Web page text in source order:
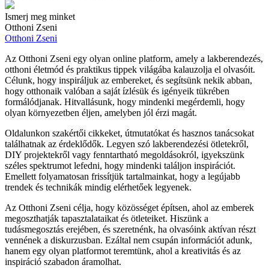
Ismerj meg minket
Otthoni Zseni
Otthoni Zseni
Az Otthoni Zseni egy olyan online platform, amely a lakberendezés,
otthoni életmód és praktikus tippek világába kalauzolja el olvasóit.
Célunk, hogy inspiráljuk az embereket, és segítsünk nekik abban,
hogy otthonaik valóban a saját ízlésük és igényeik tükrében
formálódjanak. Hitvallásunk, hogy mindenki megérdemli, hogy
olyan környezetben éljen, amelyben jól érzi magát.
Oldalunkon szakértői cikkeket, útmutatókat és hasznos tanácsokat
találhatnak az érdeklődők. Legyen szó lakberendezési ötletekről,
DIY projektekről vagy fenntartható megoldásokról, igyekszünk
széles spektrumot lefedni, hogy mindenki találjon inspirációt.
Emellett folyamatosan frissítjük tartalmainkat, hogy a legújabb
trendek és technikák mindig elérhetőek legyenek.
Az Otthoni Zseni célja, hogy közösséget építsen, ahol az emberek
megoszthatják tapasztalataikat és ötleteiket. Hiszünk a
tudásmegosztás erejében, és szeretnénk, ha olvasóink aktívan részt
vennének a diskurzusban. Ezáltal nem csupán információt adunk,
hanem egy olyan platformot teremtünk, ahol a kreativitás és az
inspiráció szabadon áramolhat.